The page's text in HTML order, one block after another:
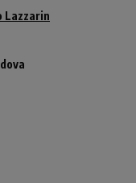
Lazzarin